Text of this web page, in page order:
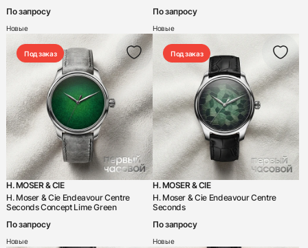
По запросу
Новые
По запросу
Новые
Под заказ
H. MOSER & CIE
H. Moser & Cie Endeavour Centre
Seconds Concept Lime Green
По запросу
Новые
Под заказ
H. MOSER & CIE
H. Moser & Cie Endeavour Centre
Seconds
По запросу
Новые